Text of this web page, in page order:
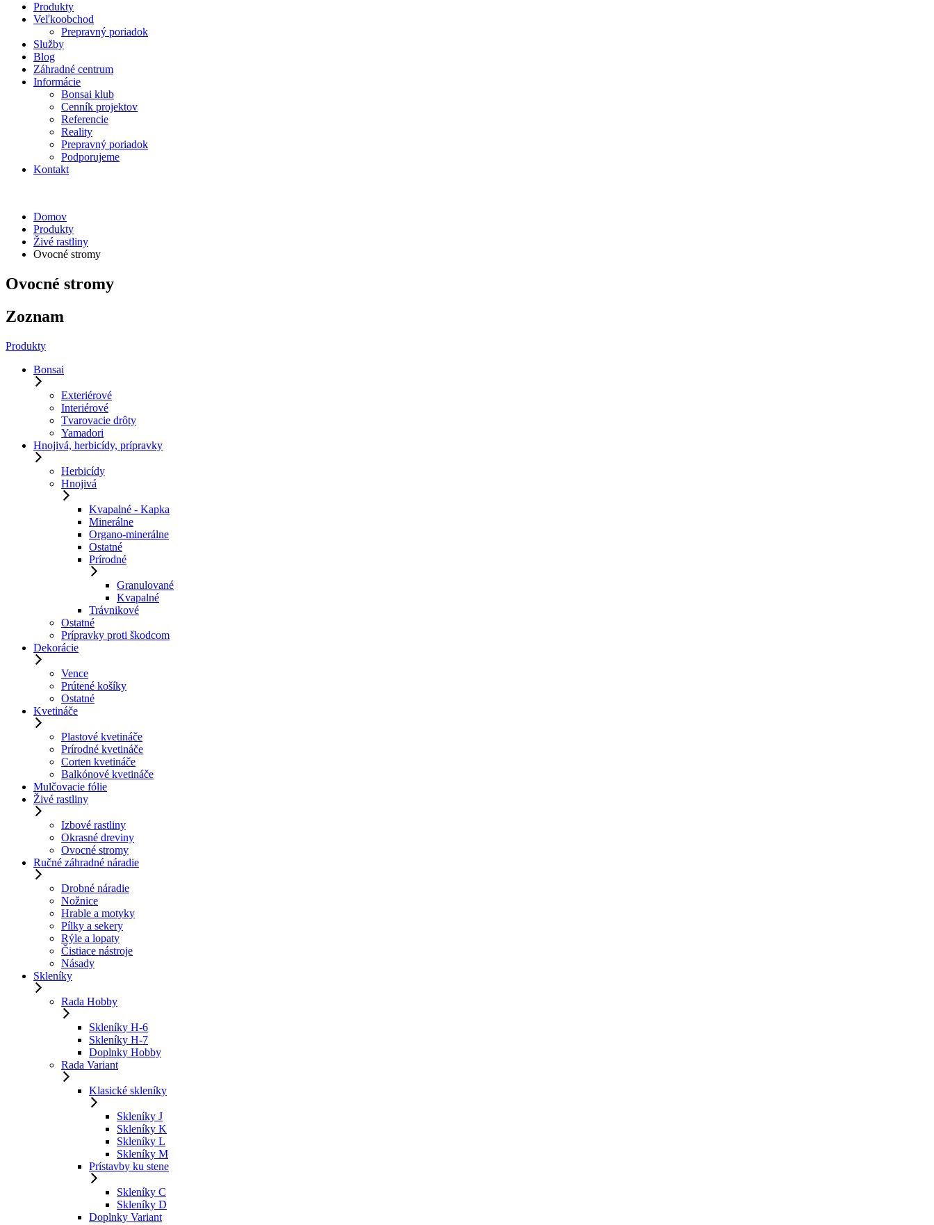
Produkty
Veľkoobchod
Prepravný poriadok
Služby
Blog
Záhradné centrum
Informácie
Bonsai klub
Cenník projektov
Referencie
Reality
Prepravný poriadok
Podporujeme
Kontakt
Domov
Produkty
Živé rastliny
Ovocné stromy
Ovocné stromy
Zoznam
Produkty
Bonsai
Exteriérové
Interiérové
Tvarovacie drôty
Yamadori
Hnojivá, herbicídy, prípravky
Herbicídy
Hnojivá
Kvapalné - Kapka
Minerálne
Organo-minerálne
Ostatné
Prírodné
Granulované
Kvapalné
Trávnikové
Ostatné
Prípravky proti škodcom
Dekorácie
Vence
Prútené košíky
Ostatné
Kvetináče
Plastové kvetináče
Prírodné kvetináče
Corten kvetináče
Balkónové kvetináče
Mulčovacie fólie
Živé rastliny
Izbové rastliny
Okrasné dreviny
Ovocné stromy
Ručné záhradné náradie
Drobné náradie
Nožnice
Hrable a motyky
Pílky a sekery
Rýle a lopaty
Čistiace nástroje
Násady
Skleníky
Rada Hobby
Skleníky H-6
Skleníky H-7
Doplnky Hobby
Rada Variant
Klasické skleníky
Skleníky J
Skleníky K
Skleníky L
Skleníky M
Prístavby ku stene
Skleníky C
Skleníky D
Doplnky Variant